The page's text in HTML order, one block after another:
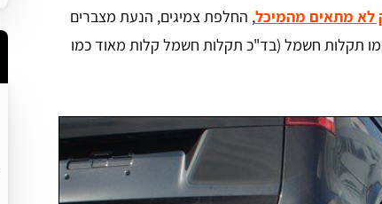
לא מתאים מהמיכל, החלפת צמיגים, הנעת מצברים
תקלות חשמל (בד"כ תקלות חשמל קלות מאוד כמו
Shuky Persky